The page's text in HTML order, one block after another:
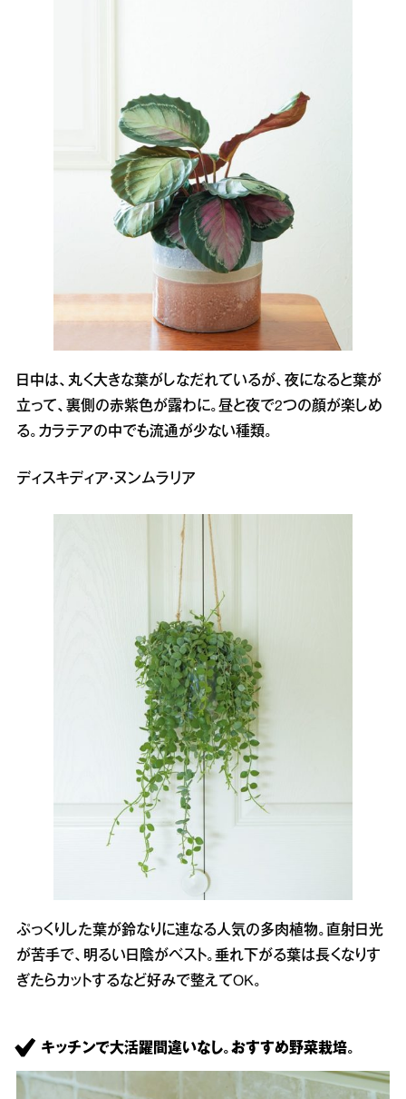
日中は、丸く大きな葉がしなだれているが、夜になると葉が
立って、裏側の赤紫色が露わに。昼と夜で2つの顔が楽しめ
る。カラテアの中でも流通が少ない種類。
ディスキディア・ヌンムラリア
ぷっくりした葉が鈴なりに連なる人気の多肉植物。直射日光
が苦手で、明るい日陰がベスト。垂れ下がる葉は長くなりす
ぎたらカットするなど好みで整えてOK。
キッチンで大活躍間違いなし。おすすめ野菜栽培。